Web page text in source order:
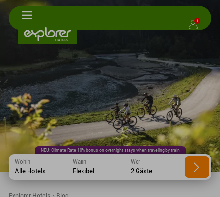
1
NEU: Climate Rate 10% bonus on overnight stays when traveling by train
Wohin
Alle Hotels
Wann
Flexibel
Wer
2 Gäste
Explorer Hotels › Blog